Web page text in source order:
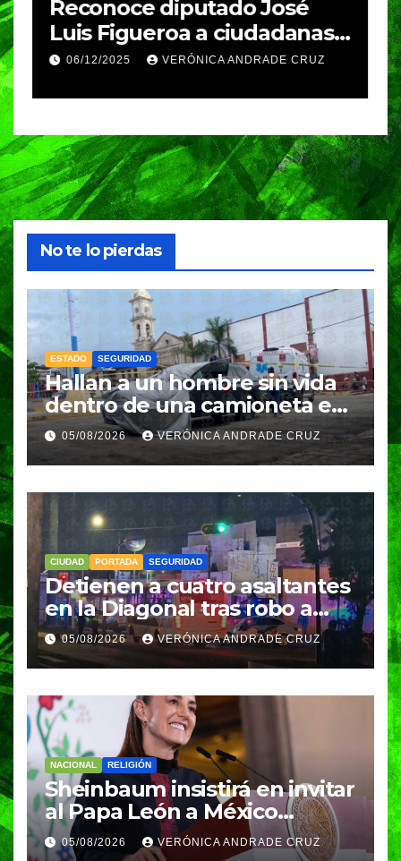
Reconoce diputado José
Luis Figueroa a ciudadanas y
ciudadanos que
06/12/2025 VERÓNICA ANDRADE CRUZ
No te lo pierdas
ESTADO SEGURIDAD
Hallan a un hombre sin vida
dentro de una camioneta en
Tenampulco; investigan
homicidio
05/08/2026 VERÓNICA ANDRADE CRUZ
CIUDAD PORTADA SEGURIDAD
Detienen a cuatro asaltantes
en la Diagonal tras robo a
Coppel en el Centro de
Puebla; recuperan celulares
y aseguran un arma
05/08/2026 VERÓNICA ANDRADE CRUZ
NACIONAL RELIGIÓN
Sheinbaum insistirá en invitar
al Papa León a México
durante su próxima gira por
América Latina
05/08/2026 VERÓNICA ANDRADE CRUZ